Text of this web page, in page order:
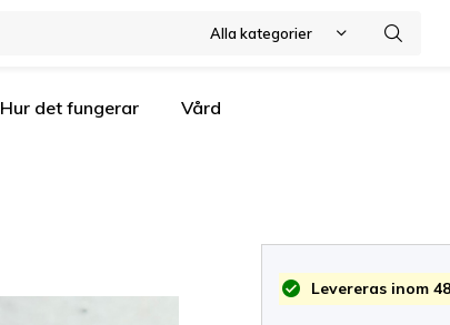
Alla kategorier
Hur det fungerar Vård
Levereras inom